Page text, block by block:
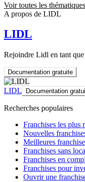
Voir toutes les thématiques
A propos de LIDL
LIDL
Rejoindre Lidl en tant
Documentation gratuite
LIDL Documentation
Recherches populaires
Franchises les plus
Nouvelles
Meilleures
Franchises sans
Franchises en
Franchises pour
Ouvrir une